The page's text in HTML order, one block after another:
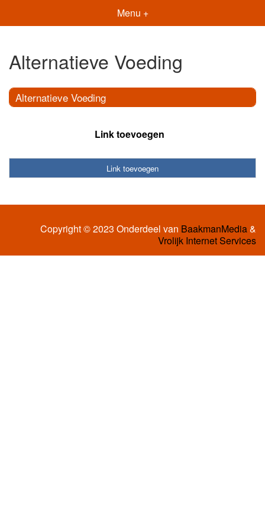
Menu +
Alternatieve Voeding
Alternatieve Voeding
Link toevoegen
Link toevoegen
Copyright © 2023 Onderdeel van BaakmanMedia&
Vrolijk Internet Services